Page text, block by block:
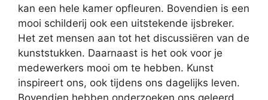
kan een hele kamer opfleuren. Bovendien is een
mooi schilderij ook een uitstekende ijsbreker.
Het zet mensen aan tot het discussiëren van de
kunststukken. Daarnaast is het ook voor je
medewerkers mooi om te hebben. Kunst
inspireert ons, ook tijdens ons dagelijks leven.
Bovendien hebben onderzoeken ons geleerd